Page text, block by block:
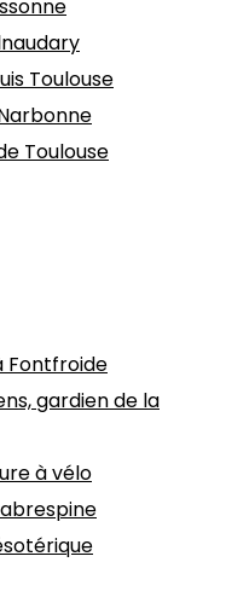
Toulouse
Toulouse
Fontfroide
gardien de la
à vélo